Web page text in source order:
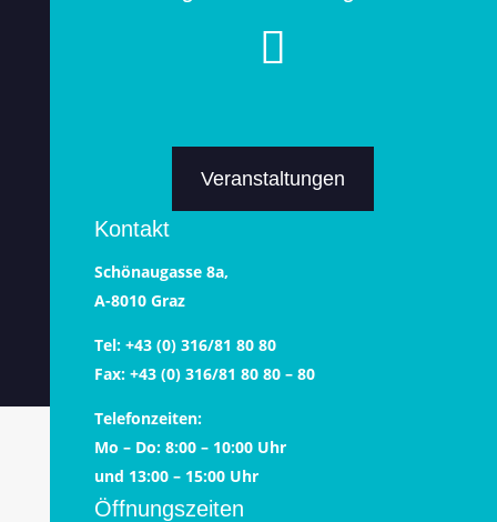
Veranstaltungen
Kontakt
Schönaugasse 8a,
A-8010 Graz
Tel: +43 (0) 316/81 80 80
Fax: +43 (0) 316/81 80 80 – 80
Telefonzeiten:
Mo – Do: 8:00 – 10:00 Uhr
und 13:00 – 15:00 Uhr
Öffnungszeiten